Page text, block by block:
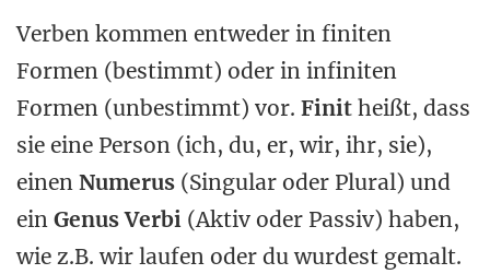
Verben kommen entweder in finiten
Formen (bestimmt) oder in infiniten
Formen (unbestimmt) vor. Finit heißt, dass
sie eine Person (ich, du, er, wir, ihr, sie),
einen Numerus (Singular oder Plural) und
ein Genus Verbi (Aktiv oder Passiv) haben,
wie z.B. wir laufen oder du wurdest gemalt.